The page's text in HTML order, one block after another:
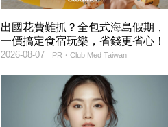
出國花費難抓？全包式海島假期，
一價搞定食宿玩樂，省錢更省心！
PR・Club Med Taiwan
2026-08-07